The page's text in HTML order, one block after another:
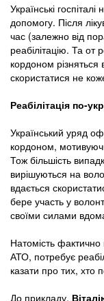
Українські
допомогу. Після
час (залежно від
реабілітацію. Та от
кордоном
скористатися не
Реабілітація по-
Український уряд
кордоном,
Тож більшість
вирішуються на
вдається
бере участь у
своїми силами
Натомість фактично
АТО, потребує
казати про тих, хто
До прикладу,